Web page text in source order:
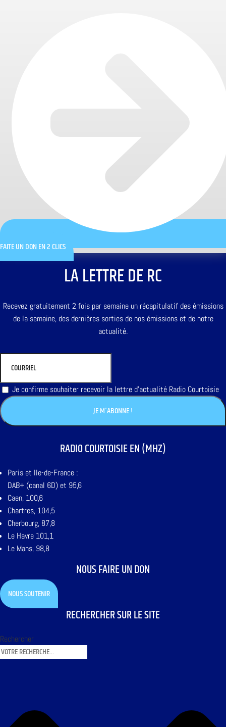
FAITE UN DON EN 2 CLICS
LA LETTRE DE RC
Recevez gratuitement 2 fois par semaine un récapitulatif des émissions
de la semaine, des dernières sorties de nos émissions et de notre
actualité.
Je confirme souhaiter recevoir la lettre d'actualité Radio Courtoisie
RADIO COURTOISIE EN (MHZ)
Paris et Ile-de-France :
DAB+ (canal 6D) et 95,6
Caen, 100,6
Chartres, 104,5
Cherbourg, 87,8
Le Havre 101,1
Le Mans, 98,8
NOUS FAIRE UN DON
NOUS SOUTENIR
RECHERCHER SUR LE SITE
Rechercher